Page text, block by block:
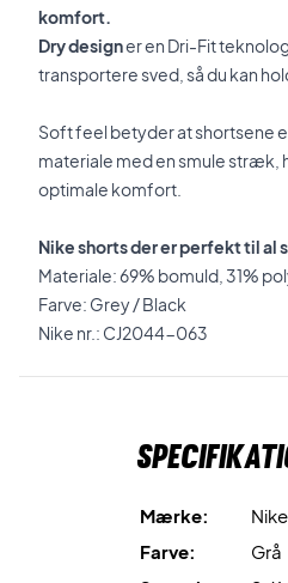
komfort.
Dry designer en Dri-Fit
transportere sved, så du kan
Soft feel betyder at shortsene
materiale med en smule stræk,
optimale komfort.
Nike shorts der er perfekt til al
Materiale: 69% bomuld, 31%
Farve: Grey / Black
Nike nr.: CJ2044-063
Mærke:
Nike
Farve:
Grå